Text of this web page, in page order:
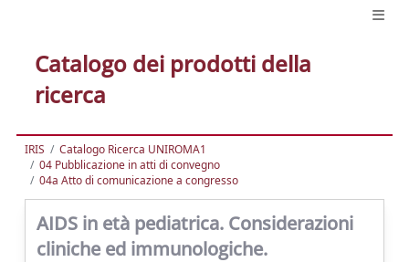
Catalogo dei prodotti della
ricerca
IRIS
Catalogo Ricerca UNIROMA1
04 Pubblicazione in atti di convegno
04a Atto di comunicazione a congresso
AIDS in età pediatrica. Considerazioni
cliniche ed immunologiche.